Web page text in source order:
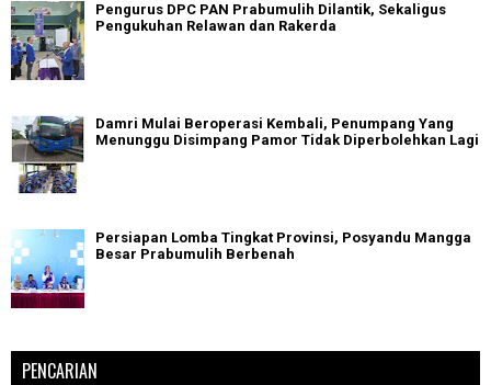
Pengurus DPC PAN Prabumulih Dilantik, Sekaligus
Pengukuhan Relawan dan Rakerda
Damri Mulai Beroperasi Kembali, Penumpang Yang
Menunggu Disimpang Pamor Tidak Diperbolehkan Lagi
Persiapan Lomba Tingkat Provinsi, Posyandu Mangga
Besar Prabumulih Berbenah
PENCARIAN